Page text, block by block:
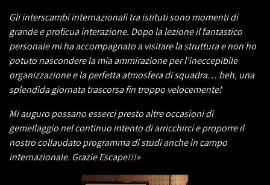
Gli interscambi internazionali tra istituti sono momenti di
grande e proficua interazione. Dopo la lezione il fantastico
personale mi ha accompagnato a visitare la struttura e non ho
potuto nascondere la mia ammirazione per l'ineccepibile
organizzazione e la perfetta atmosfera di squadra… beh, una
splendida giornata trascorsa fin troppo velocemente!
Mi auguro possano esserci presto altre occasioni di
gemellaggio nel continuo intento di arricchirci e proporre il
nostro collaudato programma di studi anche in campo
internazionale. Grazie Escape!!!»